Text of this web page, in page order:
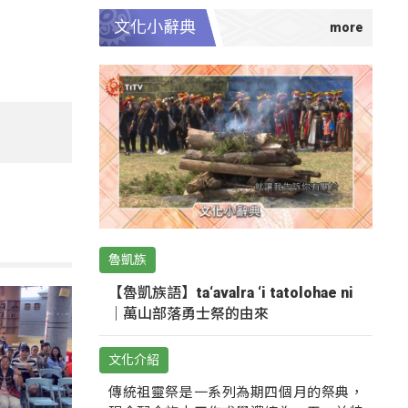
文化小辭典
魯凱族
【魯凱族語】ta‘avalra ‘i tatolohae ni
｜萬山部落勇士祭的由來
文化介紹
傳統祖靈祭是一系列為期四個月的祭典，